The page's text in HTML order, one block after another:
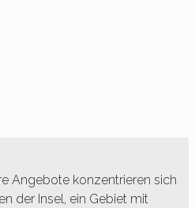
Angebote konzentrieren sich
der Insel, ein Gebiet mit